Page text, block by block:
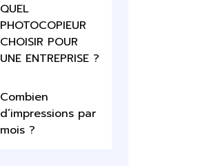
QUEL
PHOTOCOPIEUR
CHOISIR POUR
UNE ENTREPRISE ?
Combien
d’impressions par
mois ?